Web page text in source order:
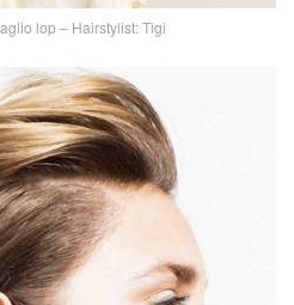
lop – Hairstylist: Tigi